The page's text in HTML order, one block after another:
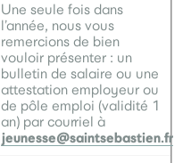
Une seule fois dans
l’année, nous vous
remercions de bien
vouloir présenter : un
bulletin de salaire ou une
attestation employeur ou
de pôle emploi (validité 1
an) par courriel à
jeunesse@saintsebastien.fr